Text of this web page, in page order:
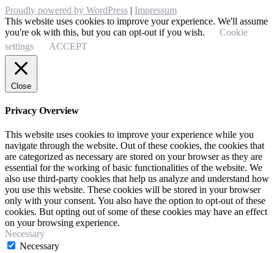
Proudly powered by WordPress | Impressum
This website uses cookies to improve your experience. We'll assume
you're ok with this, but you can opt-out if you wish.
Cookie
settings
ACCEPT
Close
Privacy Overview
This website uses cookies to improve your experience while you
navigate through the website. Out of these cookies, the cookies that
are categorized as necessary are stored on your browser as they are
essential for the working of basic functionalities of the website. We
also use third-party cookies that help us analyze and understand how
you use this website. These cookies will be stored in your browser
only with your consent. You also have the option to opt-out of these
cookies. But opting out of some of these cookies may have an effect
on your browsing experience.
Necessary
Necessary